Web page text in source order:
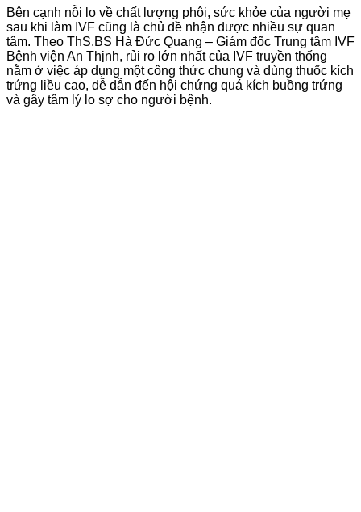
Bên cạnh nỗi lo về chất lượng phôi, sức khỏe của người mẹ
sau khi làm IVF cũng là chủ đề nhận được nhiều sự quan
tâm. Theo ThS.BS Hà Đức Quang – Giám đốc Trung tâm IVF
Bệnh viện An Thịnh, rủi ro lớn nhất của IVF truyền thống
nằm ở việc áp dụng một công thức chung và dùng thuốc kích
trứng liều cao, dễ dẫn đến hội chứng quá kích buồng trứng
và gây tâm lý lo sợ cho người bệnh.